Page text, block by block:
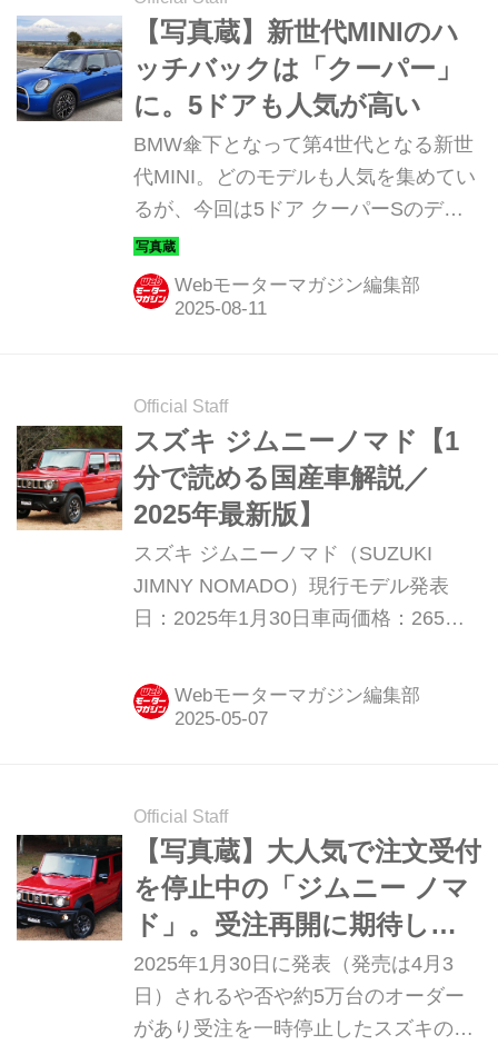
【写真蔵】新世代MINIのハ
ッチバックは「クーパー」
に。5ドアも人気が高い
BMW傘下となって第4世代となる新世
代MINI。どのモデルも人気を集めてい
るが、今回は5ドア クーパーSのディ
テールを写真で紹介しよう。
Webモーターマガジン編集部
Official Staff
スズキ ジムニーノマド【1
分で読める国産車解説／
2025年最新版】
スズキ ジムニーノマド（SUZUKI
JIMNY NOMADO）現行モデル発表
日：2025年1月30日車両価格：265万
Webモーターマガジン編集部
Official Staff
【写真蔵】大人気で注文受付
を停止中の「ジムニー ノマ
ド」。受注再開に期待しよ
う
2025年1月30日に発表（発売は4月3
日）されるや否や約5万台のオーダー
があり受注を一時停止したスズキのジ